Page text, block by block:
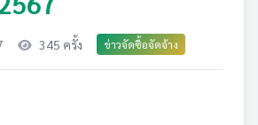
345 ครั้ง ข่าวจัดซื้อจัดจ้าง